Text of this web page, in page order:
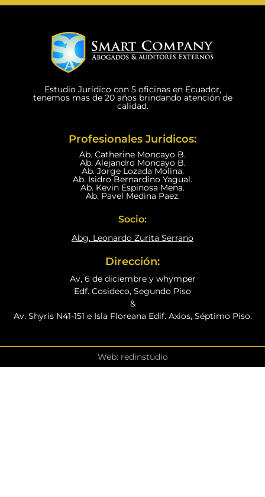
Estudio Jurídico con 5 oficinas en Ecuador,
tenemos mas de 20 años brindando atención de
calidad.
Profesionales Juridicos:
Ab. Catherine Moncayo B.
Ab. Alejandro Moncayo B.
Ab. Jorge Lozada Molina.
Ab. Isidro Bernardino Yagual.
Ab. Kevin Espinosa Mena.
Ab. Pavel Medina Paez.
Socio:
Abg. Leonardo Zurita Serrano
Dirección:
Av, 6 de diciembre y whymper
Edf. Cosideco, Segundo Piso
&
Av. Shyris N41-151 e Isla Floreana Edif. Axios, Séptimo Piso.
Web: redinstudio